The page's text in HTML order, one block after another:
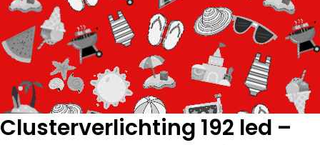
Clusterverlichting 192 led –